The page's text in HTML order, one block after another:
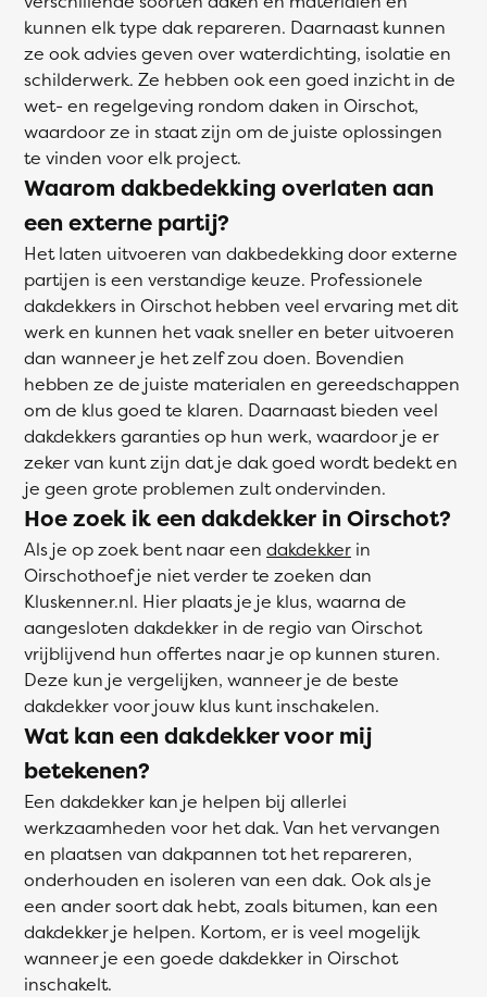
kunnen elk type dak repareren. Daarnaast kunnen
ze ook advies geven over waterdichting, isolatie en
schilderwerk. Ze hebben ook een goed inzicht in de
wet- en regelgeving rondom daken in Oirschot,
waardoor ze in staat zijn om de juiste oplossingen
te vinden voor elk project.
Waarom dakbedekking overlaten aan
een externe partij?
Het laten uitvoeren van dakbedekking door externe
partijen is een verstandige keuze. Professionele
dakdekkers in Oirschot hebben veel ervaring met dit
werk en kunnen het vaak sneller en beter uitvoeren
dan wanneer je het zelf zou doen. Bovendien
hebben ze de juiste materialen en gereedschappen
om de klus goed te klaren. Daarnaast bieden veel
dakdekkers garanties op hun werk, waardoor je er
zeker van kunt zijn dat je dak goed wordt bedekt en
je geen grote problemen zult ondervinden.
Hoe zoek ik een dakdekker in Oirschot?
Als je op zoek bent naar een dakdekker in
Oirschothoef je niet verder te zoeken dan
Kluskenner.nl. Hier plaats je je klus, waarna de
aangesloten dakdekker in de regio van Oirschot
vrijblijvend hun offertes naar je op kunnen sturen.
Deze kun je vergelijken, wanneer je de beste
dakdekker voor jouw klus kunt inschakelen.
Wat kan een dakdekker voor mij
betekenen?
Een dakdekker kan je helpen bij allerlei
werkzaamheden voor het dak. Van het vervangen
en plaatsen van dakpannen tot het repareren,
onderhouden en isoleren van een dak. Ook als je
een ander soort dak hebt, zoals bitumen, kan een
dakdekker je helpen. Kortom, er is veel mogelijk
wanneer je een goede dakdekker in Oirschot
inschakelt.